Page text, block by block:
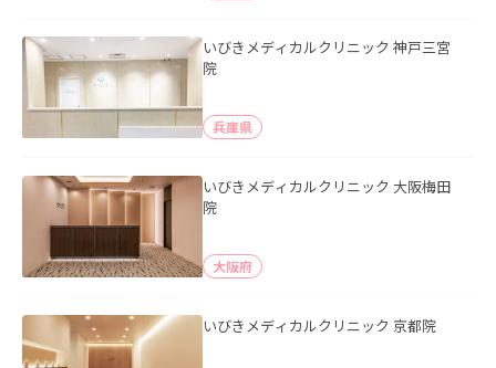
いびきメディカルクリニック 神戸三宮
院
兵庫県
いびきメディカルクリニック 大阪梅田
院
大阪府
いびきメディカルクリニック 京都院